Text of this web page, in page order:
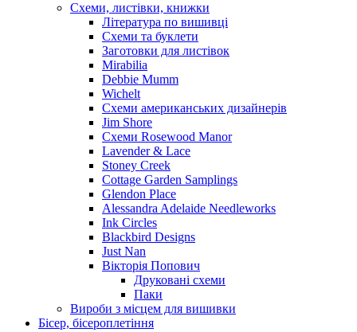
Схеми, листівки, книжки
Література по вишивці
Схеми та буклети
Заготовки для листівок
Mirabilia
Debbie Mumm
Wichelt
Схеми американських дизайнерів
Jim Shore
Cхеми Rosewood Manor
Lavender & Lace
Stoney Creek
Cottage Garden Samplings
Glendon Place
Alessandra Adelaide Needleworks
Ink Circles
Blackbird Designs
Just Nan
Вікторія Попович
Друковані схеми
Паки
Вироби з місцем для вишивки
Бісер, бісероплетіння